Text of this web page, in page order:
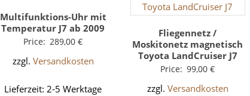
Multifunktions-Uhr mit
Temperatur J7 ab 2009
Price: 289,00€
zzgl. Versandkosten
Lieferzeit:2-5 Werktage
Fliegennetz /
Moskitonetz magnetisch
Toyota LandCruiser J7
Price: 99,00€
zzgl. Versandkosten